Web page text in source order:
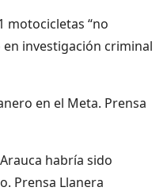
motocicletas “no
investigación criminal
en el Meta. Prensa
habría sido
Prensa Llanera